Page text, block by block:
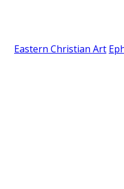
Eastern Christian Art